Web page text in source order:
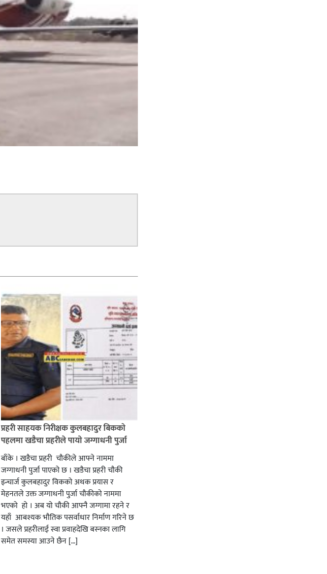
प्रहरी साहयक निरीक्षक कुलबहादुर बिककाे
पहलमा खडैचा प्रहरीले पायाे जग्गाधनी पुर्जा
बाँके । खडैचा प्रहरी चाैकीले आफ्ने नाममा
जग्गाधनी पुर्जा पाएकाे छ । खडैचा प्रहरी चाैकी
इन्चार्ज कुलबहादुर विककाे अथक प्रयास र
मेहनतले उक्त जग्गाधनी पुर्जा चाैकीकाे नाममा
भएको हाे । अब याे चाैकी आफ्नै जग्गामा रहने र
यहाँ आबश्यक भाैतिक पसर्वाधार निर्माण गरिने छ
। जसले प्रहरीलाई स्वा प्रवाहदेखि बस्नका लागि
समेत समस्या आउने छैन […]